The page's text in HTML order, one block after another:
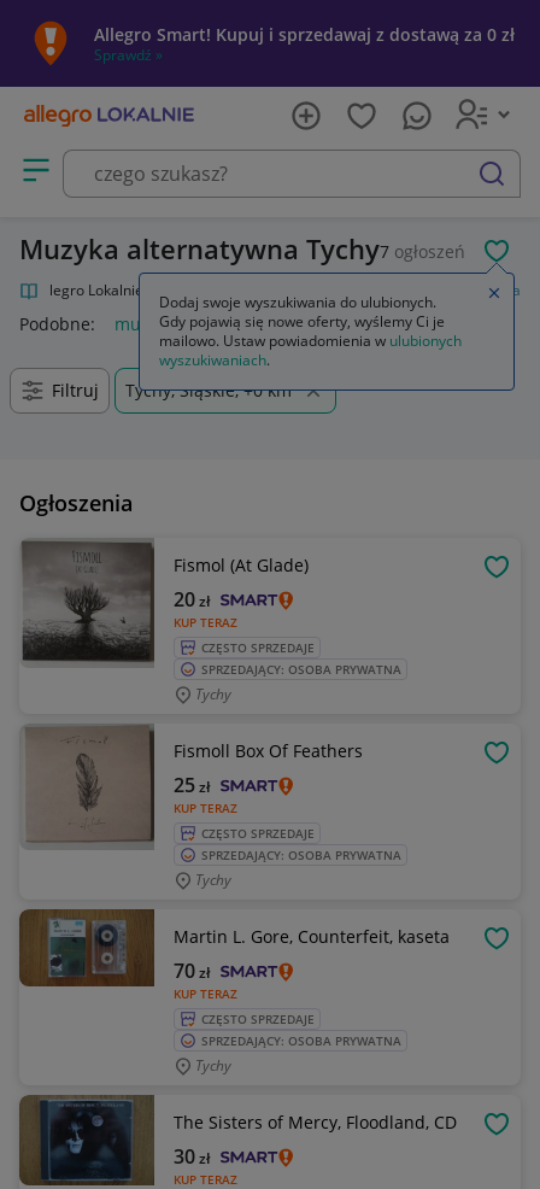
Allegro Smart! Kupuj i sprzedawaj z dostawą za 0 zł
Sprawdź »
Otwórz menu z kategoriami
szukaj
Muzyka alternatywna Tychy7 ogłoszeń
Allegro Lokalnie Muzyka alternatywna
Podobne: muzyka alternatywna
Filtruj Tychy, Śląskie, +0 km
Ogłoszenia
Fismol (At Glade)
KUP TERAZ
20zł
CZĘSTO SPRZEDAJE
SPRZEDAJĄCY: OSOBA PRYWATNA
Tychy
Fismoll Box Of Feathers
KUP TERAZ
25zł
CZĘSTO SPRZEDAJE
SPRZEDAJĄCY: OSOBA PRYWATNA
Tychy
Martin L. Gore, Counterfeit, kaseta
KUP TERAZ
70zł
CZĘSTO SPRZEDAJE
SPRZEDAJĄCY: OSOBA PRYWATNA
Tychy
The Sisters of Mercy, Floodland, CD
KUP TERAZ
30zł
Dodaj swoje wyszukiwania do ulubionych.
Gdy pojawią się nowe oferty, wyślemy Ci je
mailowo. Ustaw powiadomienia w ulubionych
wyszukiwaniach.